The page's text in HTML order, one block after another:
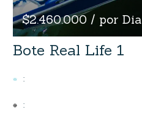
$2.460.000 / por Dia
Bote Real Life 1
:
: